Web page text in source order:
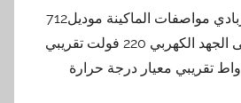
ماكين لحام اكواب الزبادي مواصفات الماكينة موديل712
ماركة المهندس منسى الجهد الكهربي 220 فولت تقريبي
الطاقة الكهربية 450 واط تقريبي معيار درجة حرارة